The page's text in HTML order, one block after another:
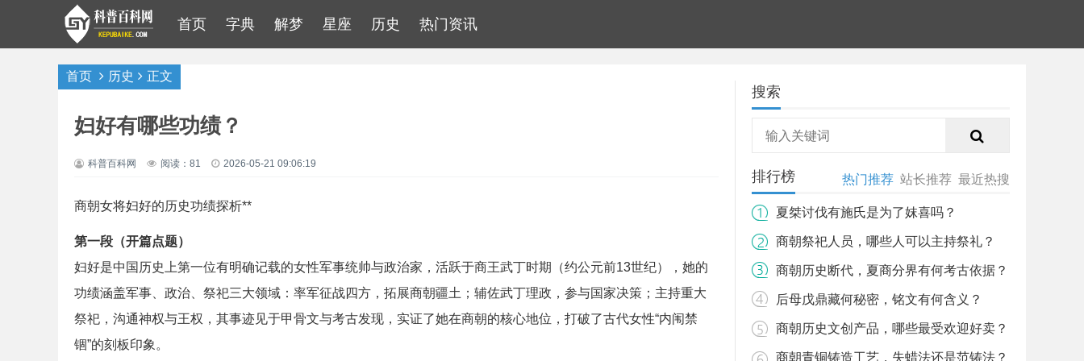
首页 字典 解梦 星座 历史 热门资讯
首页 历史 正文
妇好有哪些功绩？
科普百科网 阅读：81 2026-05-21 09:06:19
商朝女将妇好的历史功绩探析**
第一段（开篇点题）
妇好是中国历史上第一位有明确记载的女性军事统帅与政治家，活跃于商王武丁时期（约公元前13世纪），她的
功绩涵盖军事、政治、祭祀三大领域：率军征战四方，拓展商朝疆土；辅佐武丁理政，参与国家决策；主持重大
祭祀，沟通神权与王权，其事迹见于甲骨文与考古发现，实证了她在商朝的核心地位，打破了古代女性“内闱禁
锢”的刻板印象。
搜索
排行榜 热门推荐 站长推荐 最近热搜
夏桀讨伐有施氏是为了妺喜吗？
商朝祭祀人员，哪些人可以主持祭礼？
商朝历史断代，夏商分界有何考古依据？
后母戊鼎藏何秘密，铭文有何含义？
商朝历史文创产品，哪些最受欢迎好卖？
商朝青铜铸造工艺，失蜡法还是范铸法？